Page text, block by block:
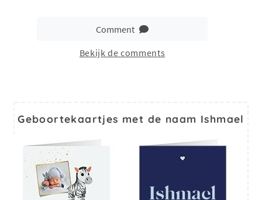
Comment
Bekijk de comments
Geboortekaartjes met de naam Ishmael